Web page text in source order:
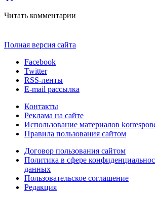
Читать комментарии
Полная версия сайта
Facebook
Twitter
RSS-ленты
E-mail рассылка
Контакты
Реклама на сайте
Использование материалов
Правила пользования сайтом
Договор пользования сайтом
Политика в сфере
данных
Пользовательское соглашение
Редакция